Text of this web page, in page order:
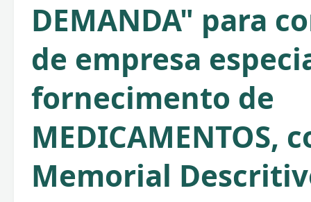
DEMANDA" para
de empresa
fornecimento de
MEDICAMENTOS,
Memorial